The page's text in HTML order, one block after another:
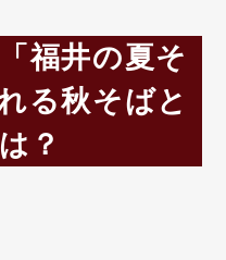
福井の夏そ
る秋そばと
？